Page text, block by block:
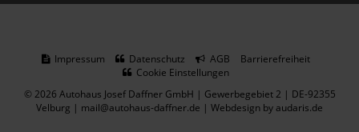
Impressum Datenschutz AGB
Barrierefreiheit
Cookie Einstellungen
© 2026 Autohaus Josef Daffner GmbH | Gewerbegebiet 2 | DE-92355
Velburg | mail@autohaus-daffner.de | Webdesign by audaris.de